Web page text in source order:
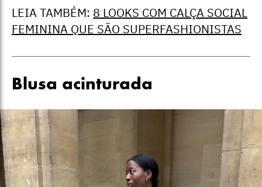
LEIA TAMBÉM: 8 LOOKS COM CALÇA SOCIAL
FEMININA QUE SÃO SUPERFASHIONISTAS
Blusa acinturada